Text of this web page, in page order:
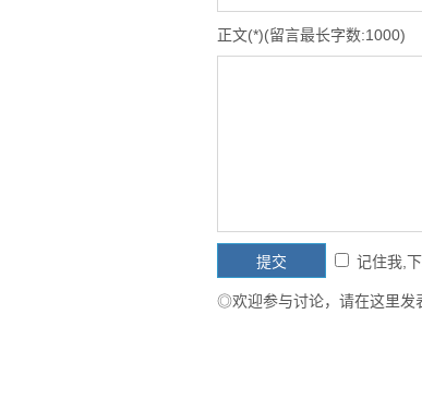
正文(*)(留言最长字数:1000)
记住我,
◎欢迎参与讨论，请在这里发